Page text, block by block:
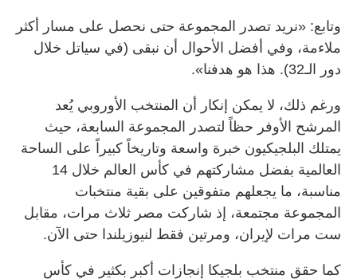
وتابع: «نريد تصدر المجموعة حتى نحصل على مسار أكثر
ملاءمة، وفي أفضل الأحوال أن نبقى (في سياتل خلال
دور الـ32). هذا هو هدفنا».
ورغم ذلك، لا يمكن إنكار أن المنتخب الأوروبي يُعد
المرشح الأوفر حظاً لتصدر المجموعة السابعة، حيث
يمتلك البلجيكيون خبرة واسعة وتاريخاً كبيراً على الساحة
العالمية بفضل مشاركتهم في كأس العالم خلال 14
مناسبة، ما يجعلهم متفوقين على بقية منتخبات
المجموعة مجتمعة، إذ شاركت مصر ثلاث مرات، مقابل
ست مرات لإيران، ومرتين فقط لنيوزيلندا حتى الآن.
كما حقق منتخب بلجيكا إنجازات أكبر بكثير في كأس